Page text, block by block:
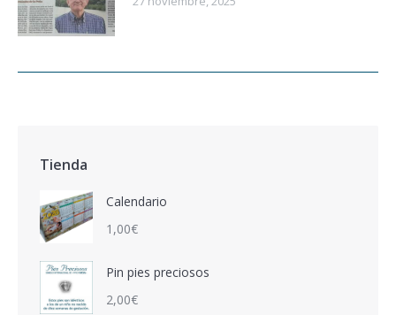
Tienda
Calendario
1,00€
Pin pies preciosos
2,00€